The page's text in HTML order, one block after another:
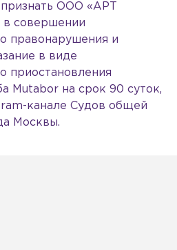
ООО «АРТ
совершении
правонарушения и
в виде
приостановления
Mutabor на срок 90 суток,
канале Судов общей
Москвы.